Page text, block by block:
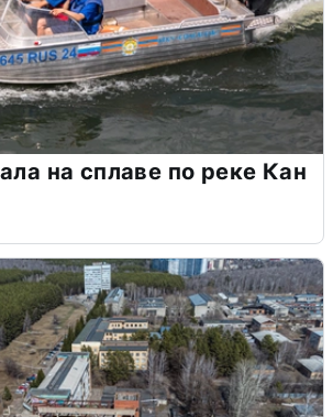
на сплаве по реке Кан